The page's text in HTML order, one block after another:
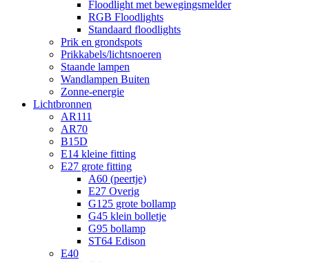
Floodlight met bewegingsmelder
RGB Floodlights
Standaard floodlights
Prik en grondspots
Prikkabels/lichtsnoeren
Staande lampen
Wandlampen Buiten
Zonne-energie
Lichtbronnen
AR111
AR70
B15D
E14 kleine fitting
E27 grote fitting
A60 (peertje)
E27 Overig
G125 grote bollamp
G45 klein bolletje
G95 bollamp
ST64 Edison
E40